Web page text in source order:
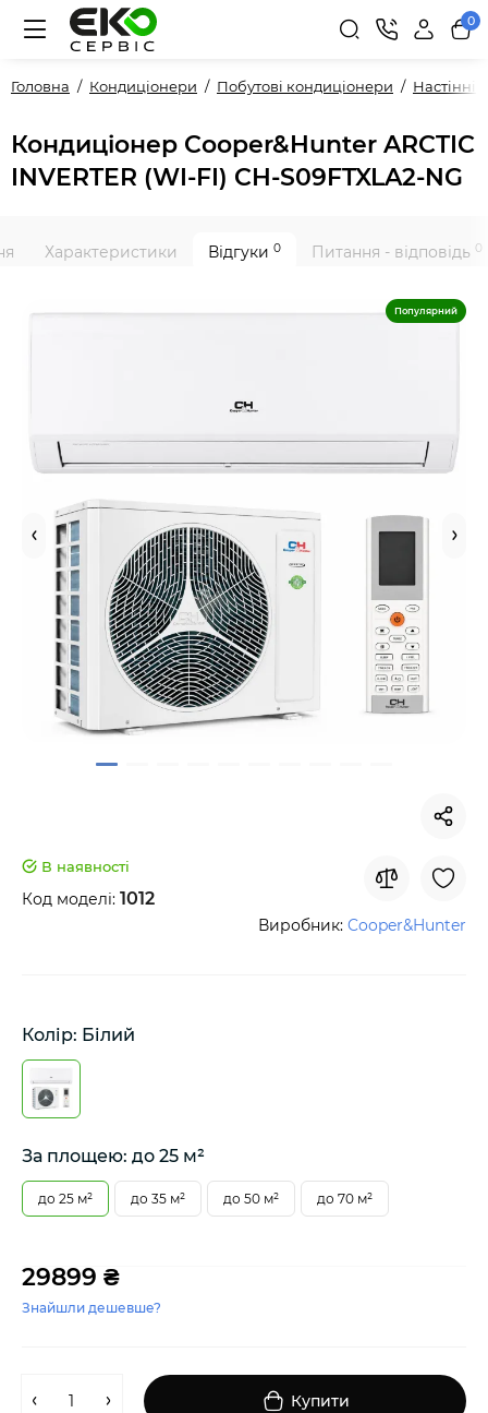
0
Головна Кондиціонери Побутові кондиціонери Настінні
Кондиціонер Cooper&Hunter ARCTIC
INVERTER (WI-FI) CH-S09FTXLA2-NG
Характеристики Відгуки 0 Питання - відповідь 0
Популярний
В наявності
Код моделі: 1012
Виробник: Cooper&Hunter
Колір: Білий
За площею: до 25 м²
до 25 м² до 35 м² до 50 м² до 70 м²
29899 ₴
Знайшли дешевше?
Купити